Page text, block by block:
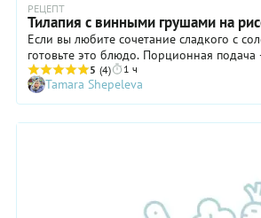
РЕЦЕПТ
Тилапия с винными грушами на
Если вы любите сочетание сладкого с
готовьте это блюдо. Порционная
5 (4) 1 ч
Tamara Shepeleva